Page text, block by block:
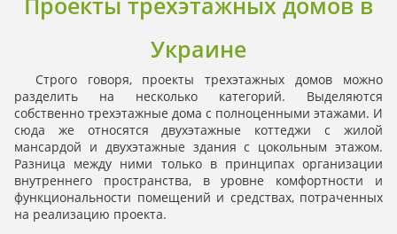
Украине
Строго говоря, проекты трехэтажных домов можно
разделить на несколько категорий. Выделяются
собственно трехэтажные дома с полноценными этажами. И
сюда же относятся двухэтажные коттеджи с жилой
мансардой и двухэтажные здания с цокольным этажом.
Разница между ними только в принципах организации
внутреннего пространства, в уровне комфортности и
функциональности помещений и средствах, потраченных
на реализацию проекта.